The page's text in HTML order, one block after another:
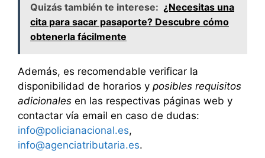
Quizás también te interese: ¿Necesitas una
cita para sacar pasaporte? Descubre cómo
obtenerla fácilmente
Además, es recomendable verificar la
disponibilidad de horarios y posibles requisitos
adicionales en las respectivas páginas web y
contactar vía email en caso de dudas:
info@policianacional.es,
info@agenciatributaria.es.